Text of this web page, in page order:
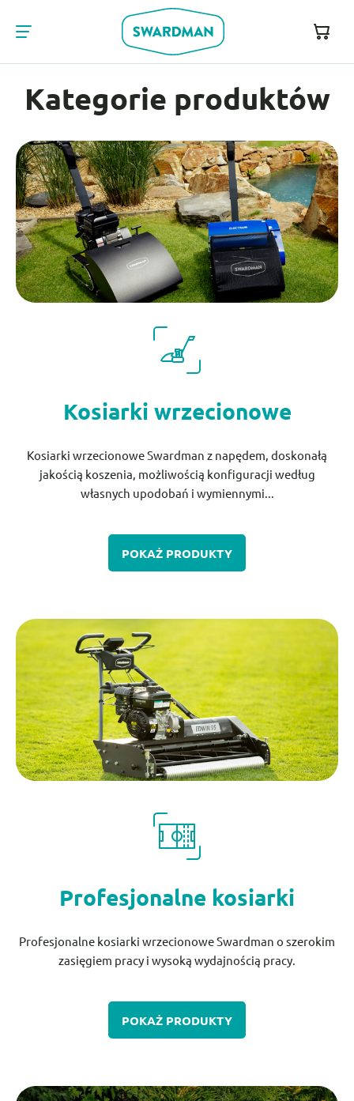
Kategorie produktów
Kosiarki wrzecionowe
Kosiarki wrzecionowe Swardman z napędem, doskonałą
jakością koszenia, możliwością konfiguracji według
własnych upodobań i wymiennymi...
POKAŻ PRODUKTY
Profesjonalne kosiarki
Profesjonalne kosiarki wrzecionowe Swardman o szerokim
zasięgiem pracy i wysoką wydajnością pracy.
POKAŻ PRODUKTY